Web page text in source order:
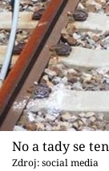
No a tady se
Zdroj: social media